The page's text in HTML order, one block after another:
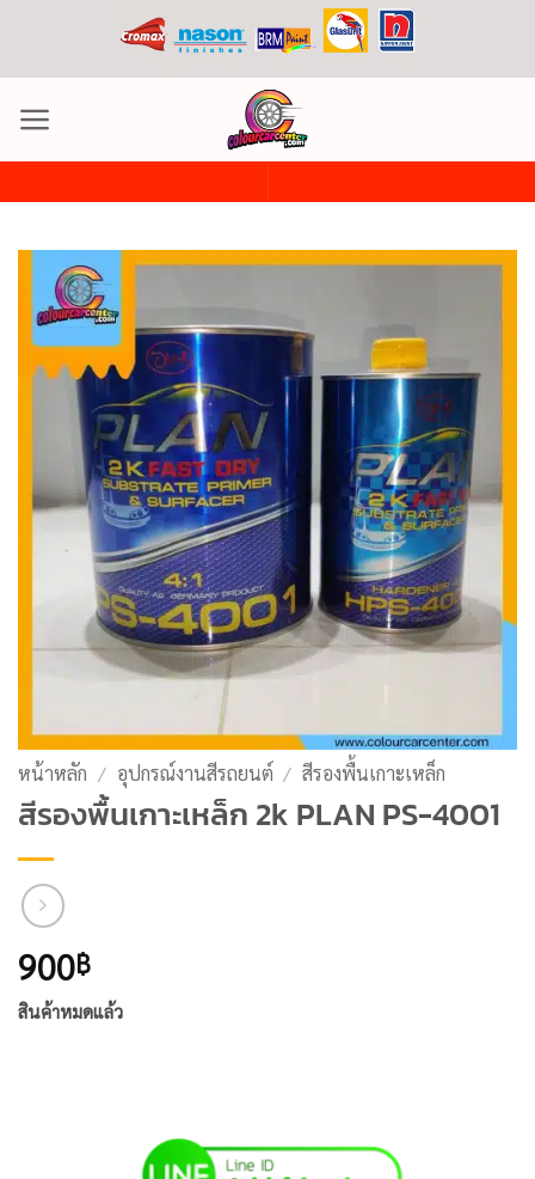
เนื้อหา
หน้าหลัก / อุปกรณ์งานสีรถยนต์ / สีรองพื้นเกาะเหล็ก
สีรองพื้นเกาะเหล็ก 2k PLAN PS-4001
900฿
สินค้าหมดแล้ว